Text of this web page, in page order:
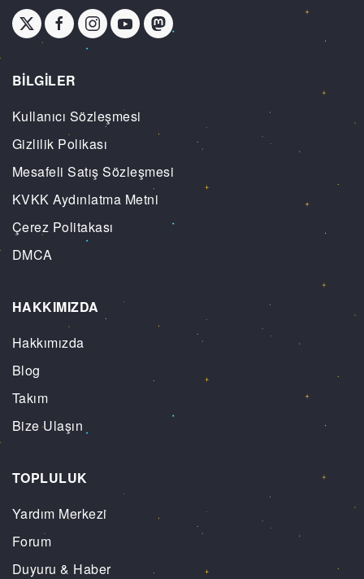
BİLGİLER
Kullanıcı Sözleşmesi
Gizlilik Polikası
Mesafeli Satış Sözleşmesi
KVKK Aydınlatma Metni
Çerez Politakası
DMCA
HAKKIMIZDA
Hakkımızda
Blog
Takım
Bize Ulaşın
TOPLULUK
Yardım Merkezi
Forum
Duyuru & Haber